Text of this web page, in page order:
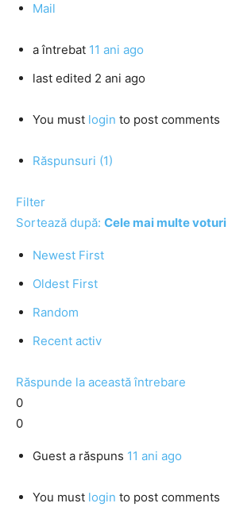
Mail
a întrebat 11 ani ago
last edited 2 ani ago
You must login to post comments
Răspunsuri (1)
Filter
Sortează după: Cele mai multe voturi
Newest First
Oldest First
Random
Recent activ
Răspunde la această întrebare
0
0
Guest a răspuns 11 ani ago
You must login to post comments